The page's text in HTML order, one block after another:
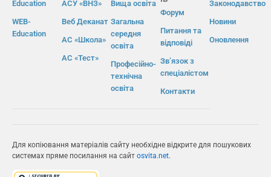
Education
WEB-
Education
АСУ «ВНЗ»
Веб Деканат
АС «Школа»
АС «Тест»
Вища освіта
Загальна
середня
освіта
Професійно-
технічна
освіта
Форум
Питання та
відповіді
Зв’язок з
спеціалістом
Контакти
Законодавство
Новини
Оновлення
Для копіювання матеріалів сайту необхідне відкрите для пошукових
системах пряме посилання на сайт osvita.net.